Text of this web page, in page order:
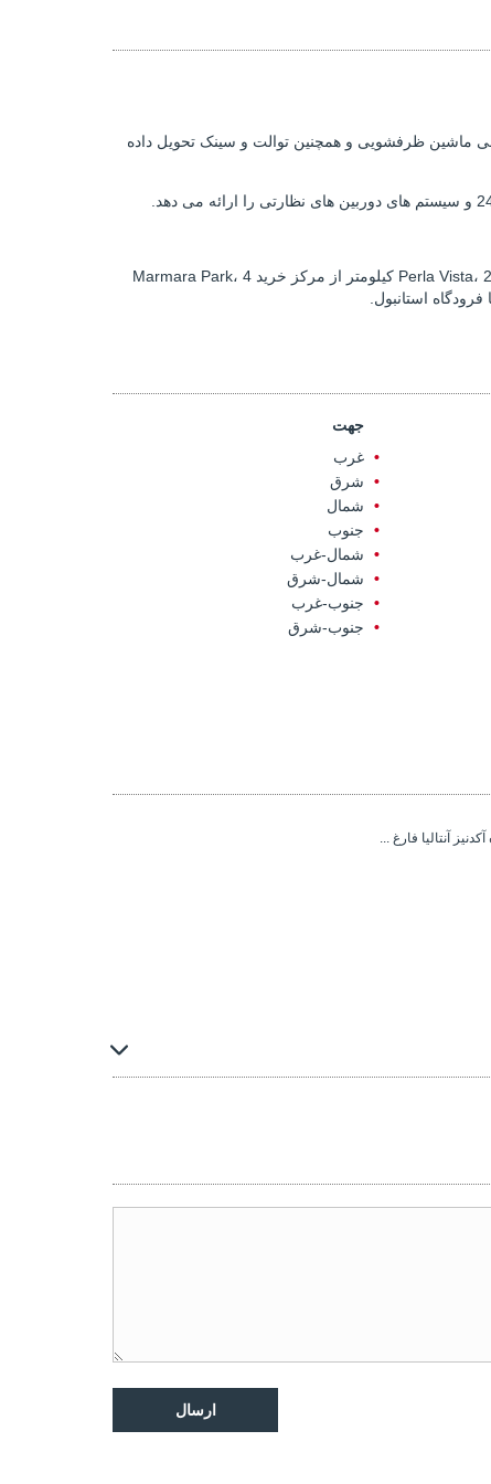
کشی ماشین ظرفشویی و همچنین توالت و سینک تحویل داده
، در فاصله 300 متری از بزرگراه و متروبوس E-5، 1 کیلومتر از مرکز کنگره Tüyap و مرکز خرید Perla Vista، 2 کیلومتر از مرکز خرید Marmara Park، 4
جهت
غرب
شرق
شمال
جنوب
شمال-غرب
شمال-شرق
جنوب-غرب
جنوب-شرق